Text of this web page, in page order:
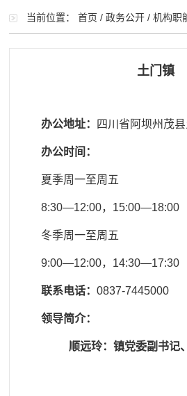
当前位置：首页 /政务公开 /机构职
土门镇
办公地址： 四川省阿坝州茂
办公时间：
夏季周一至周五
8:30—12:00， 15:00—18:00
冬季周一至周五
9:00—12:00， 14:30—17:30
联系电话：0837-7445000
领导简介：
顺远玲：镇党委副书记